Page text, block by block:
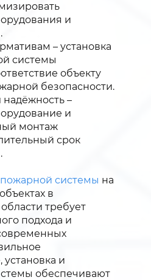
и
– установка
системы
объекту
безопасности.
–
и
монтаж
срок
системы на
в
требует
подхода и
и
обеспечивают